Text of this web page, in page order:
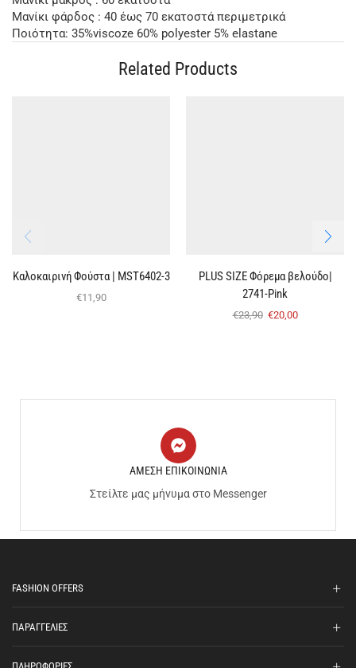
Μανίκι φάρδος : 40 έως 70 εκατοστά περιμετρικά
Ποιότητα: 35%viscoze 60% polyester 5% elastane
Related Products
Καλοκαιρινή Φούστα | ΜST6402-3
€11,90
PLUS SIZE Φόρεμα βελούδο|
2741-Pink
€23,90 €20,00
ΑΜΕΣΗ ΕΠΙΚΟΙΝΩΝΙΑ
Στείλτε μας μήνυμα στο Messenger
FASHION OFFERS
ΠΑΡΑΓΓΕΛΙΕΣ